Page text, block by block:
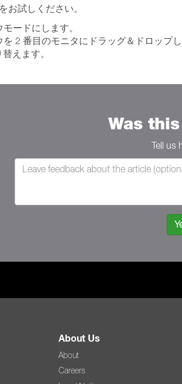
お試しください。
ードにします。
2 番目のモニタにドラッグ＆ドロップし
えます。
Was
Tell us
About Us
About
Careers